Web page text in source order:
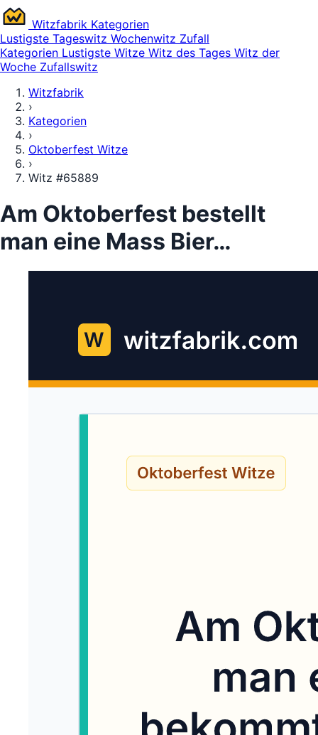
Witzfabrik Kategorien
Lustigste Tageswitz Wochenwitz Zufall
Kategorien Lustigste Witze Witz des Tages Witz der
Woche Zufallswitz
Witzfabrik
›
Kategorien
›
Oktoberfest Witze
›
Witz #65889
Am Oktoberfest bestellt
man eine Mass Bier…